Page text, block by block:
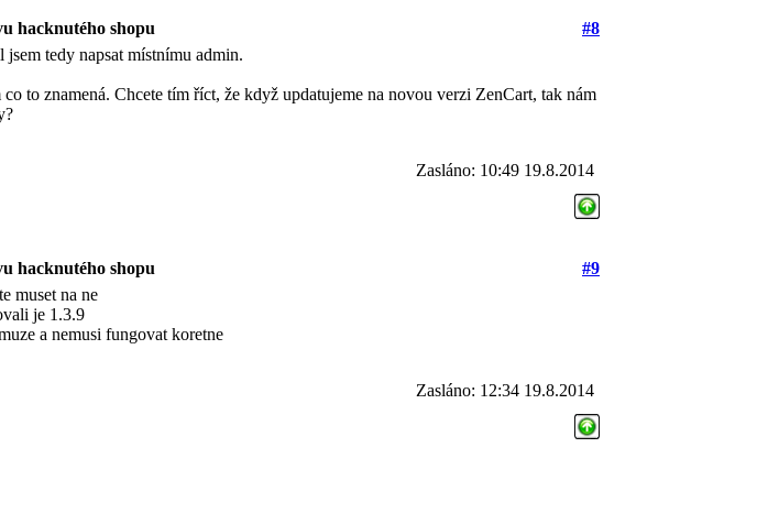
hacknutého shopu
#8
tedy napsat místnímu admin.
to znamená. Chcete tím říct, že když updatujeme na novou verzi ZenCart, tak nám
Zasláno: 10:49 19.8.2014
hacknutého shopu
#9
muset na ne
je 1.3.9
a nemusi fungovat koretne
Zasláno: 12:34 19.8.2014